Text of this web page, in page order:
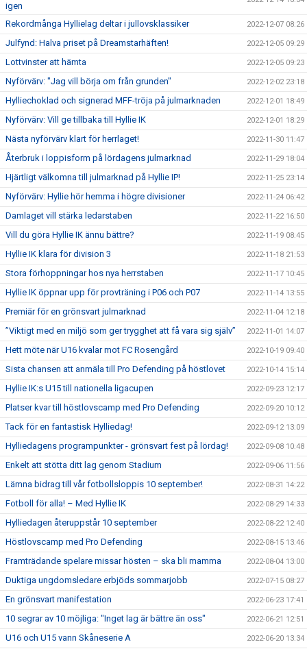
igen
Rekordmånga Hyllielag deltar i jullovsklassiker 2022-12-07 08:26
Julfynd: Halva priset på Dreamstarhäften! 2022-12-05 09:29
Lottvinster att hämta 2022-12-05 09:23
Nyförvärv: "Jag vill börja om från grunden" 2022-12-02 23:18
Hylliechoklad och signerad MFF-tröja på julmarknaden 2022-12-01 18:49
Nyförvärv: Vill ge tillbaka till Hyllie IK 2022-12-01 18:29
Nästa nyförvärv klart för herrlaget! 2022-11-30 11:47
Återbruk i loppisform på lördagens julmarknad 2022-11-29 18:04
Hjärtligt välkomna till julmarknad på Hyllie IP! 2022-11-25 23:14
Nyförvärv: Hyllie hör hemma i högre divisioner 2022-11-24 06:42
Damlaget vill stärka ledarstaben 2022-11-22 16:50
Vill du göra Hyllie IK ännu bättre? 2022-11-19 08:45
Hyllie IK klara för division 3 2022-11-18 21:53
Stora förhoppningar hos nya herrstaben 2022-11-17 10:45
Hyllie IK öppnar upp för provträning i P06 och P07 2022-11-14 13:55
Premiär för en grönsvart julmarknad 2022-11-04 12:18
”Viktigt med en miljö som ger trygghet att få vara sig själv” 2022-11-01 14:07
Hett möte när U16 kvalar mot FC Rosengård 2022-10-19 09:40
Sista chansen att anmäla till Pro Defending på höstlovet 2022-10-14 15:14
Hyllie IK:s U15 till nationella ligacupen 2022-09-23 12:17
Platser kvar till höstlovscamp med Pro Defending 2022-09-20 10:12
Tack för en fantastisk Hylliedag! 2022-09-12 13:09
Hylliedagens programpunkter - grönsvart fest på lördag! 2022-09-08 10:48
Enkelt att stötta ditt lag genom Stadium 2022-09-06 11:56
Lämna bidrag till vår fotbollsloppis 10 september! 2022-08-31 14:22
Fotboll för alla! – Med Hyllie IK 2022-08-29 14:33
Hylliedagen återuppstår 10 september 2022-08-22 12:40
Höstlovscamp med Pro Defending 2022-08-15 13:46
Framträdande spelare missar hösten – ska bli mamma 2022-08-04 13:00
Duktiga ungdomsledare erbjöds sommarjobb 2022-07-15 08:27
En grönsvart manifestation 2022-06-23 17:41
10 segrar av 10 möjliga: "Inget lag är bättre än oss" 2022-06-21 12:51
U16 och U15 vann Skåneserie A 2022-06-20 13:34